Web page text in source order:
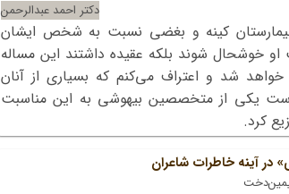
دکتر احمد عبدالرحمن
کینه و بغضی نسبت به شخص ایشان
او خوشحال شوند بلکه عقیده داشتند این مساله
شد و اعتراف می‌کنم که بسیاری از آنان
یکی از متخصصین بیهوشی به این مناسبت
کرد.
آینه خاطرات شاعران